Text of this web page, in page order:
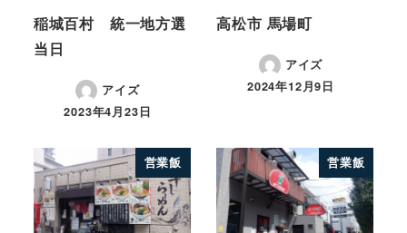
稲城百村 統一地方選
当日
アイズ
2023年4月23日
高松市 馬場町
アイズ
2024年12月9日
営業飯 営業飯